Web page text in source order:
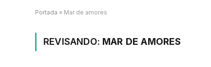
Portada » Mar de amores
REVISANDO: MAR DE AMORES